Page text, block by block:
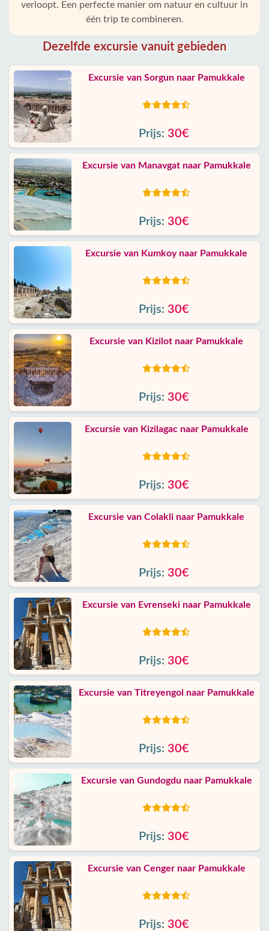
verloopt. Een perfecte manier om natuur en cultuur in
één trip te combineren.
Dezelfde excursie vanuit gebieden
Excursie van Sorgun naar Pamukkale
Prijs: 30€
Excursie van Manavgat naar Pamukkale
Prijs: 30€
Excursie van Kumkoy naar Pamukkale
Prijs: 30€
Excursie van Kizilot naar Pamukkale
Prijs: 30€
Excursie van Kizilagac naar Pamukkale
Prijs: 30€
Excursie van Colakli naar Pamukkale
Prijs: 30€
Excursie van Evrenseki naar Pamukkale
Prijs: 30€
Excursie van Titreyengol naar Pamukkale
Prijs: 30€
Excursie van Gundogdu naar Pamukkale
Prijs: 30€
Excursie van Cenger naar Pamukkale
Prijs: 30€